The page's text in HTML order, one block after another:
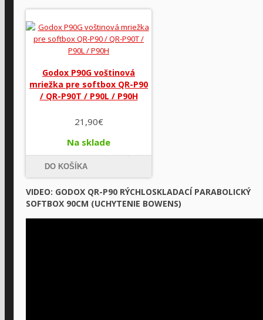
Godox P90G voštinová
mriežka pre softbox QR-P90
/ QR-P90T / P90L / P90H
21,90€
Na sklade
DO KOŠÍKA
VIDEO: GODOX QR-P90 RÝCHLOSKLADACÍ PARABOLICKÝ
SOFTBOX 90CM (UCHYTENIE BOWENS)